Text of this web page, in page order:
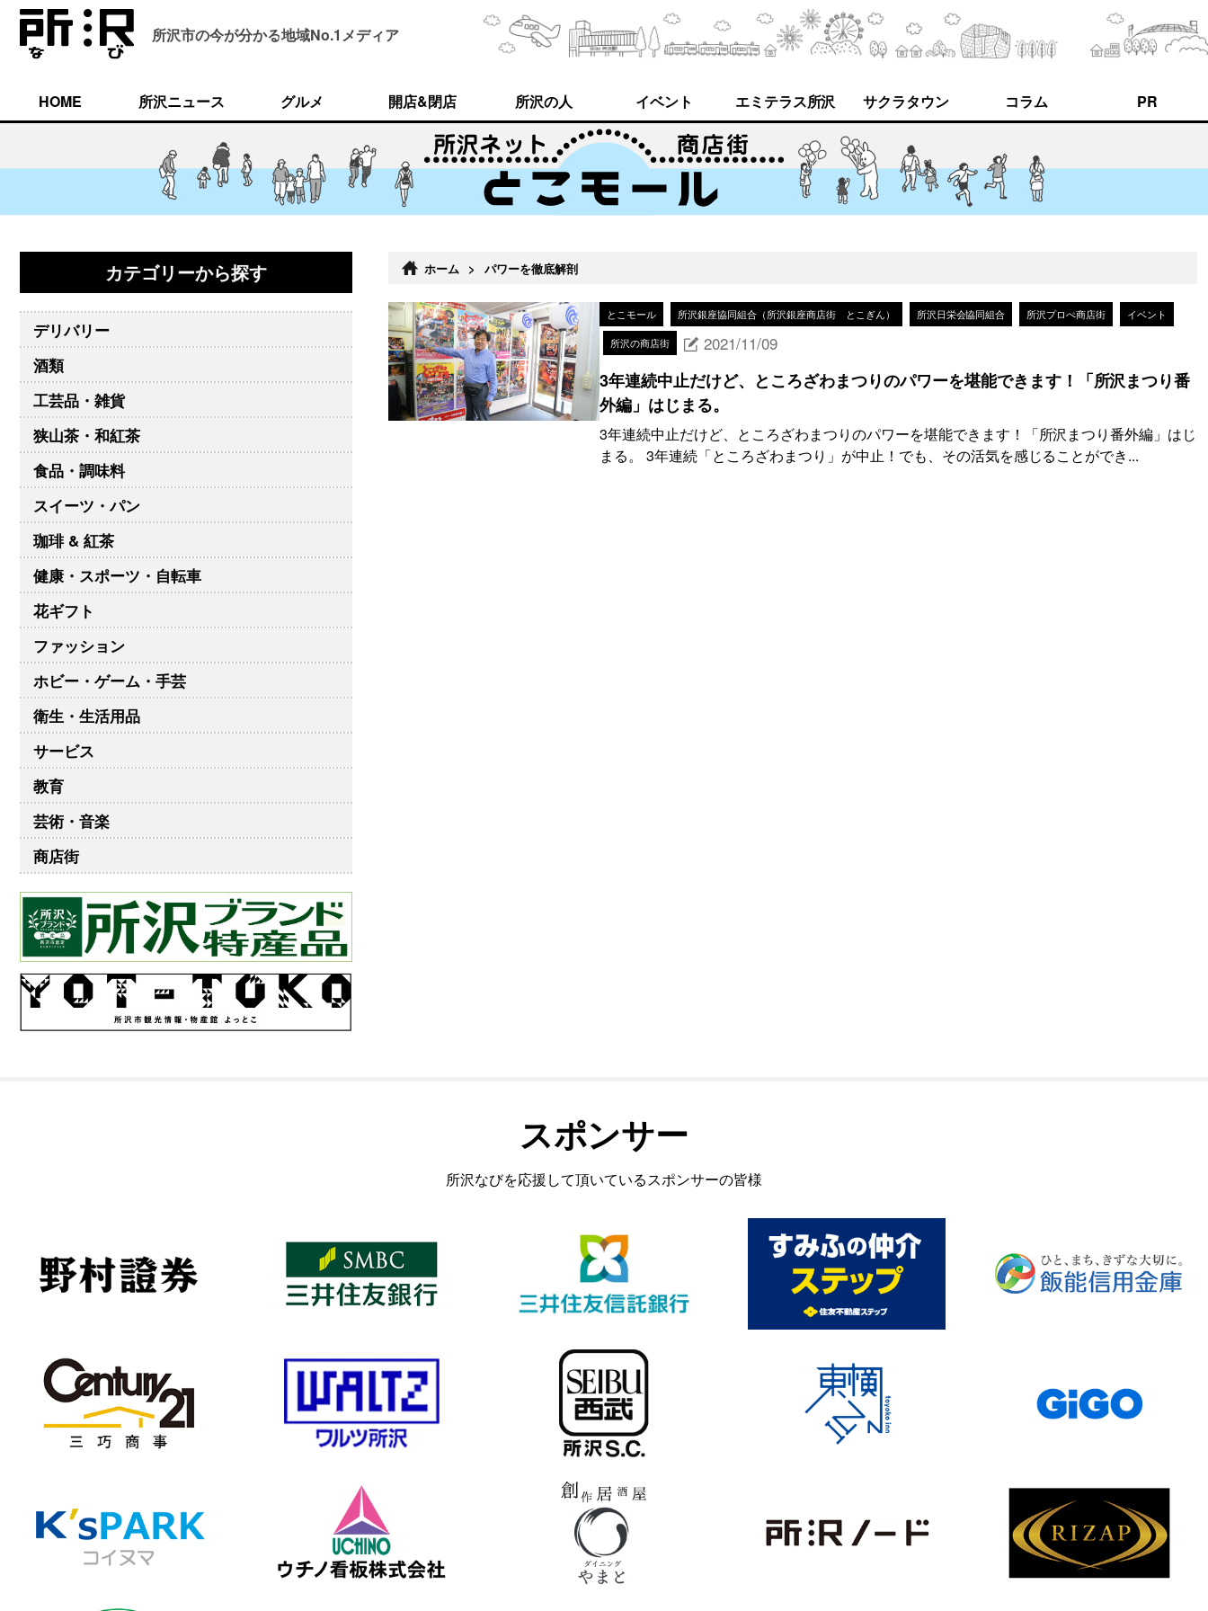
所沢市の今が分かる地域No.1メディア
HOME 所沢ニュース グルメ 開店&閉店 所沢の人 イベント エミテラス所沢 サクラタウン コラム PR
カテゴリーから探す
デリバリー
酒類
工芸品・雑貨
狭山茶・和紅茶
食品・調味料
スイーツ・パン
珈琲 & 紅茶
健康・スポーツ・自転車
花ギフト
ファッション
ホビー・ゲーム・手芸
衛生・生活用品
サービス
教育
芸術・音楽
商店街
ホーム > パワーを徹底解剖
とこモール 所沢銀座協同組合（所沢銀座商店街 とこぎん） 所沢日栄会協同組合 所沢プロぺ商店街
イベント
所沢の商店街
2021/11/09
3年連続中止だけど、ところざわまつりのパワーを堪能できます！「所沢まつり番
外編」はじまる。
3年連続中止だけど、ところざわまつりのパワーを堪能できます！「所沢まつり番外編」はじ
まる。 3年連続「ところざわまつり」が中止！でも、その活気を感じることができ...
スポンサー
所沢なびを応援して頂いているスポンサーの皆様